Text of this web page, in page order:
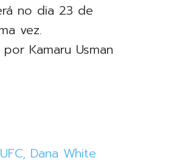
no dia 23 de
vez.
Kamaru Usman
Dana White